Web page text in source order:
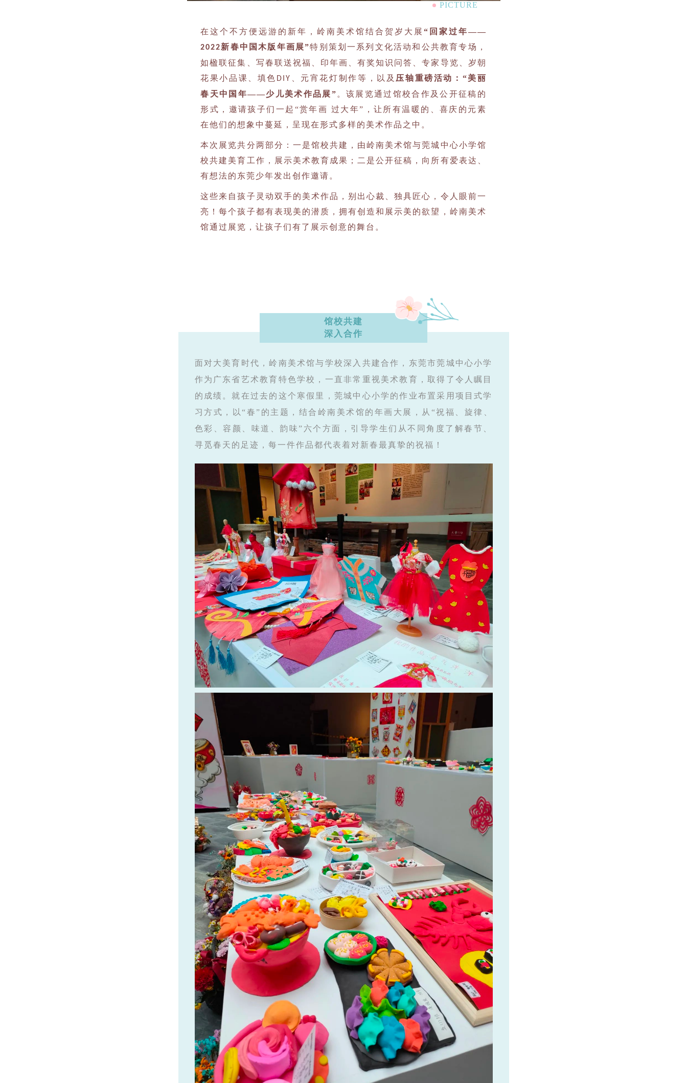
PICTURE
在这个不方便远游的新年，岭南美术馆结合贺岁大展 “回家过年——
2022新春中国木版年画展”特别策划一系列文化活动和公共教育专场，
如楹联征集、写春联送祝福、印年画、有奖知识问答、专家导览、岁朝
花果小品课、填色 DIY、 元宵花灯制作等，以及 压轴重磅活动：“美丽
春天中国年——少儿美术作品展”。该展览通过馆校合作及公开征稿的
形式，邀请孩子们一起“赏年画 过大年”，让所有温暖的、喜庆的元素
在他们的想象中蔓延，呈现在形式多样的美术作品之中。
本次展览共分两部分：一是馆校共建，由岭南美术馆与莞城中心小学馆
校共建美育工作，展示美术教育成果；二是公开征稿，向所有爱表达、
有想法的东莞少年发出创作邀请。
这些来自孩子灵动双手的美术作品，别出心裁、独具匠心，令人眼前一
亮！每个孩子都有表现美的潜质，拥有创造和展示美的欲望，岭南美术
馆通过展览，让孩子们有了展示创意的舞台。
馆校共建
深入合作
面对大美育时代，岭南美术馆与学校深入共建合作，东莞市莞城中心小学
作为广东省艺术教育特色学校，一直非常重视美术教育，取得了令人瞩目
的成绩。就在过去的这个寒假里，莞城中心小学的作业布置采用项目式学
习方式，以“春”的主题，结合岭南美术馆的年画大展，从“祝福、旋律、
色彩、容颜、味道、韵味”六个方面，引导学生们从不同角度了解春节、
寻觅春天的足迹，每一件作品都代表着对新春最真挚的祝福！